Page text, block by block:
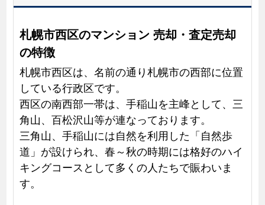
札幌市西区のマンション 売却・査定売却
の特徴
札幌市西区は、名前の通り札幌市の西部に位置
している行政区です。
西区の南西部一帯は、手稲山を主峰として、三
角山、百松沢山等が連なっております。
三角山、手稲山には自然を利用した「自然歩
道」が設けられ、春～秋の時期には格好のハイ
キングコースとして多くの人たちで賑わいま
す。